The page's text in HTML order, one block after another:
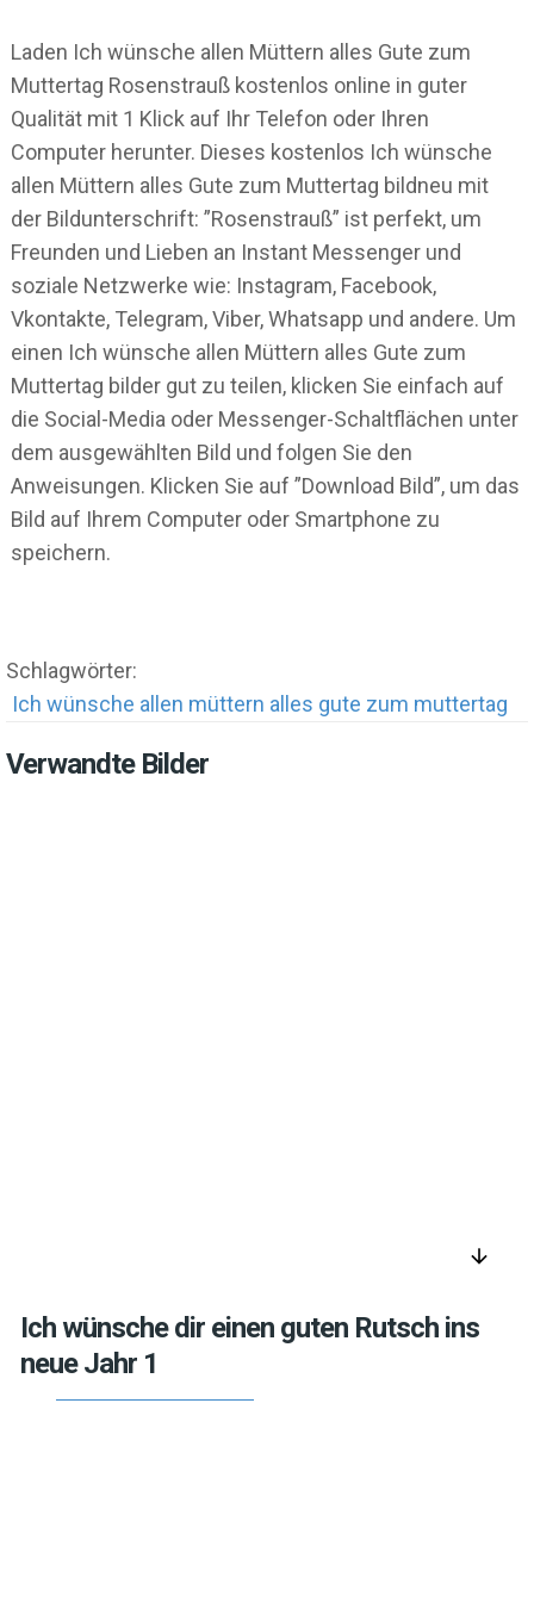
Laden Ich wünsche allen Müttern alles Gute zum
Muttertag Rosenstrauß kostenlos online in guter
Qualität mit 1 Klick auf Ihr Telefon oder Ihren
Computer herunter. Dieses kostenlos Ich wünsche
allen Müttern alles Gute zum Muttertag bildneu mit
der Bildunterschrift: ”Rosenstrauß” ist perfekt, um
Freunden und Lieben an Instant Messenger und
soziale Netzwerke wie: Instagram, Facebook,
Vkontakte, Telegram, Viber, Whatsapp und andere. Um
einen Ich wünsche allen Müttern alles Gute zum
Muttertag bilder gut zu teilen, klicken Sie einfach auf
die Social-Media oder Messenger-Schaltflächen unter
dem ausgewählten Bild und folgen Sie den
Anweisungen. Klicken Sie auf ”Download Bild”, um das
Bild auf Ihrem Computer oder Smartphone zu
speichern.
Schlagwörter:
Ich wünsche allen müttern alles gute zum muttertag
Verwandte Bilder
arrow_downward
Ich wünsche dir einen guten Rutsch ins
neue Jahr 1